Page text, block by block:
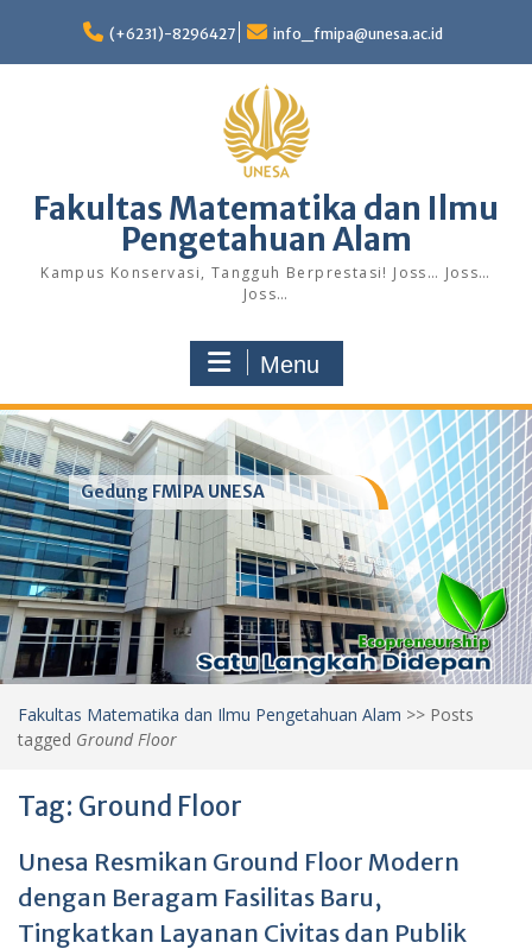
content
(+6231)-8296427 info_fmipa@unesa.ac.id
Fakultas Matematika dan Ilmu
Pengetahuan Alam
Kampus Konservasi, Tangguh Berprestasi! Joss… Joss…
Joss…
Menu
Gedung FMIPA UNESA
Fakultas Matematika dan Ilmu Pengetahuan Alam >> Posts
tagged Ground Floor
Tag: Ground Floor
Unesa Resmikan Ground Floor Modern
dengan Beragam Fasilitas Baru,
Tingkatkan Layanan Civitas dan Publik